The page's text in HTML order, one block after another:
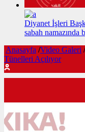
Diyanet İşleri
sabah namazında
Anasayfa /Video Galeri /
Tünelleri Açılıyor